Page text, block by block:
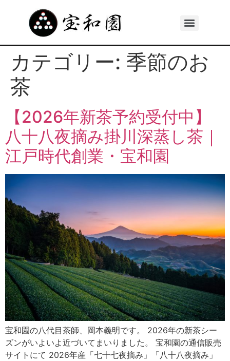
カテゴリー: 季節のお
茶
【2026年新茶予約受付中】
八十八夜摘み掛川深蒸し茶｜
江戸時代創業・宝和園
宝和園の八代目茶師、岡本義明です。 2026年の新茶シー
ズンがいよいよ近づいてまいりました。 宝和園の通信販売
サイトにて 2026年産「七十七夜摘み」「八十八夜摘み」